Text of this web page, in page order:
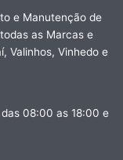
e Manutenção de
as Marcas e
Valinhos, Vinhedo e
08:00 as 18:00 e